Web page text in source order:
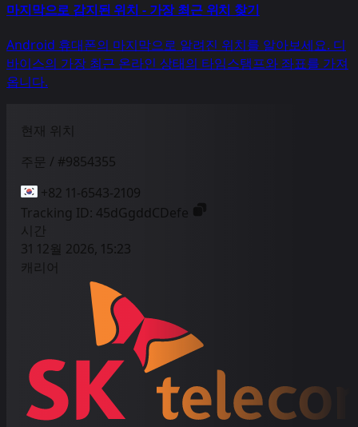
마지막으로 감지된 위치 - 가장 최근 위치 찾기
Android 휴대폰의 마지막으로 알려진 위치를 알아보세요. 디
바이스의 가장 최근 온라인 상태의 타임스탬프와 좌표를 가져
옵니다.
현재 위치
주문 / #9854355
+82 11-6543-2109
Tracking ID: 45dGgddCDefe
시간
31 12월 2026, 15:23
캐리어